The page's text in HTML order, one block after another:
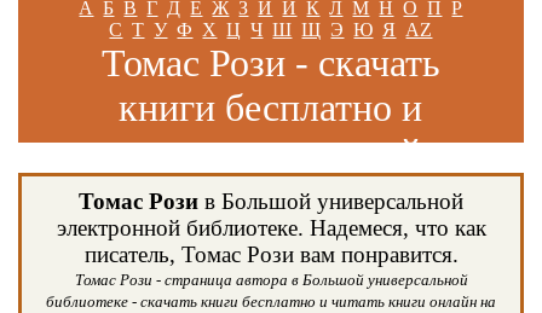
А Б В Г Д Е Ж З И Й К Л М Н О П Р
С Т У Ф Х Ц Ч Ш Щ Э Ю Я AZ
Томас Рози - скачать
книги бесплатно и
читать книги онлайн
Томас Рози в Большой универсальной
электронной библиотеке. Надемеся, что как
писатель, Томас Рози вам понравится.
Томас Рози - страница автора в Большой универсальной
библиотеке - скачать книги бесплатно и читать книги онлайн на